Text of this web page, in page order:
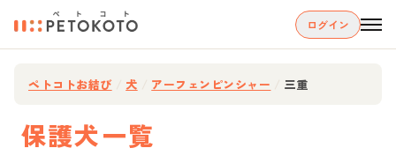
ログイン
ペトコトお結び 犬 アーフェンピンシャー 三重
保護犬一覧